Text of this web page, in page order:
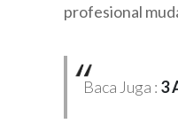
profesional
Baca Juga : 3